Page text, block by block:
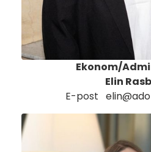
Ekonom/
Elin
E-post